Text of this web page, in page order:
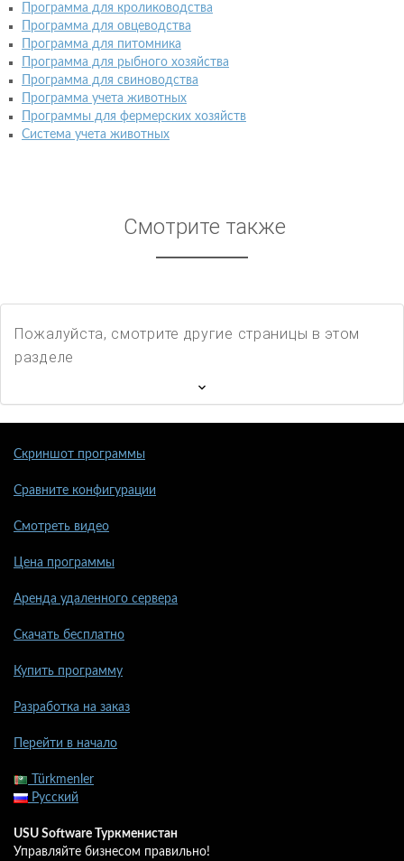
Программа для кролиководства
Программа для овцеводства
Программа для питомника
Программа для рыбного хозяйства
Программа для свиноводства
Программа учета животных
Программы для фермерских хозяйств
Система учета животных
Смотрите также
Пожалуйста, смотрите другие страницы в этом
разделе
Скриншот программы
Сравните конфигурации
Смотреть видео
Цена программы
Аренда удаленного сервера
Скачать бесплатно
Купить программу
Разработка на заказ
Перейти в начало
Türkmenler
Русский
USU Software Туркменистан
Управляйте бизнесом правильно!